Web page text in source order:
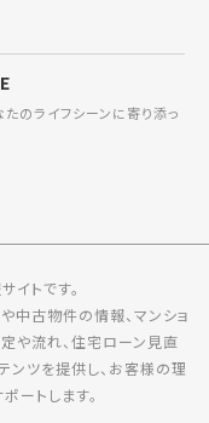
たのライフシーンに寄り添っ
イトです。
中古物件の情報、マンショ
定や流れ、住宅ローン見直
ンツを提供し、お客様の理
ートします。